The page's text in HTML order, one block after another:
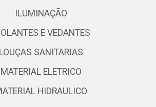
ILUMINAÇÃO
E VEDANTES
LOUÇAS SANITARIAS
MATERIAL ELETRICO
HIDRAULICO